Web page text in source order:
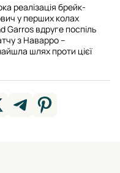
реалізація брейк-
у перших колах
Garros вдруге поспіль
з Наварро –
шлях проти цієї